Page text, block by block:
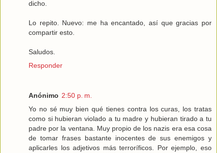
dicho.
Lo repito. Nuevo: me ha encantado, así que gracias por
compartir esto.
Saludos.
Responder
Anónimo 2:50 p. m.
Yo no sé muy bien qué tienes contra los curas, los tratas
como si hubieran violado a tu madre y hubieran tirado a tu
padre por la ventana. Muy propio de los nazis era esa cosa
de tomar frases bastante inocentes de sus enemigos y
aplicarles los adjetivos más terroríficos. Por ejemplo, eso